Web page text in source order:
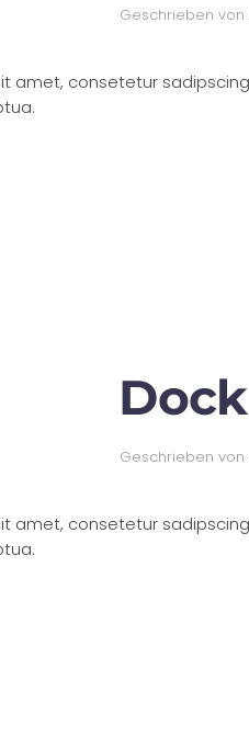
Geschrieben von
amet, consetetur
Geschrieben von
amet, consetetur